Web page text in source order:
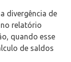
divergência de
relatório
quando esse
de saldos